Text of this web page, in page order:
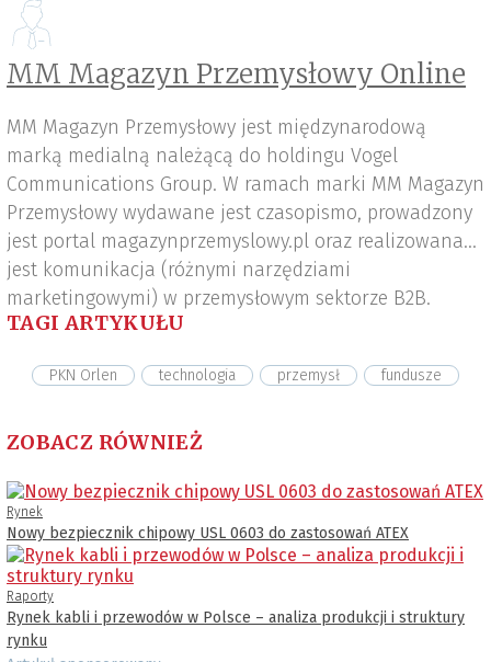
MM Magazyn Przemysłowy Online
MM Magazyn Przemysłowy jest międzynarodową
marką medialną należącą do holdingu Vogel
Communications Group. W ramach marki MM Magazyn
Przemysłowy wydawane jest czasopismo, prowadzony
jest portal magazynprzemyslowy.pl oraz realizowana
jest komunikacja (różnymi narzędziami
marketingowymi) w przemysłowym sektorze B2B.
TAGI ARTYKUŁU
PKN Orlen technologia przemysł fundusze
ZOBACZ RÓWNIEŻ
Rynek
Nowy bezpiecznik chipowy USL 0603 do zastosowań ATEX
Raporty
Rynek kabli i przewodów w Polsce – analiza produkcji i struktury
rynku